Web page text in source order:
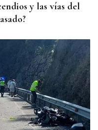
y las vías del